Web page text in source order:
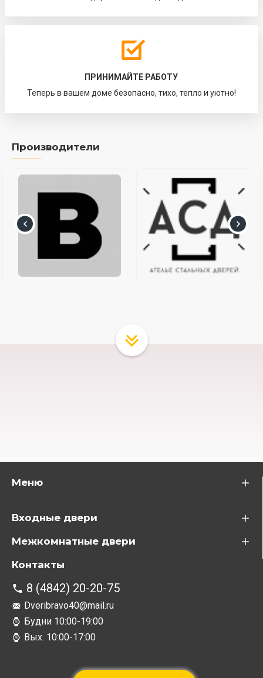
ПРИНИМАЙТЕ РАБОТУ
Теперь в вашем доме безопасно, тихо, тепло и уютно!
Производители
Меню
Входные двери
Межкомнатные двери
Контакты
8 (4842) 20-20-75
Dveribravo40@mail.ru
Будни 10:00-19:00
Вых. 10:00-17:00